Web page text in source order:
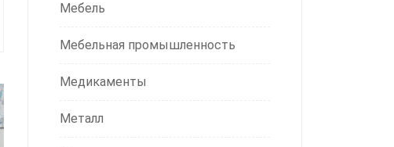
Мебель
Мебельная промышленность
Медикаменты
Металл